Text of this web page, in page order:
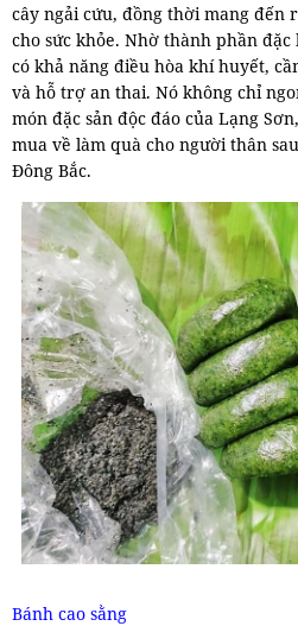
cây ngải cứu, đồng thời mang đến
cho sức khỏe. Nhờ thành phần
có khả năng điều hòa khí huyết,
và hỗ trợ an thai. Nó không chỉ
món đặc sản độc đáo của Lạng
mua về làm quà cho người thân
Đông Bắc.
Bánh cao sằng